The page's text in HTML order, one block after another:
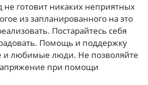
готовит никаких неприятных
из запланированного на это
Постарайтесь себя
Помощь и поддержку
и любимые люди. Не позволяйте
при помощи